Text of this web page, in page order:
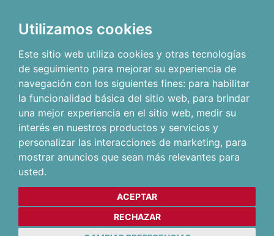
Utilizamos cookies
Este sitio web utiliza cookies y otras tecnologías
de seguimiento para mejorar su experiencia de
navegación con los siguientes fines: para habilitar
la funcionalidad básica del sitio web, para brindar
una mejor experiencia en el sitio web, medir su
interés en nuestros productos y servicios y
personalizar las interacciones de marketing, para
mostrar anuncios que sean más relevantes para
usted.
ACEPTAR
RECHAZAR